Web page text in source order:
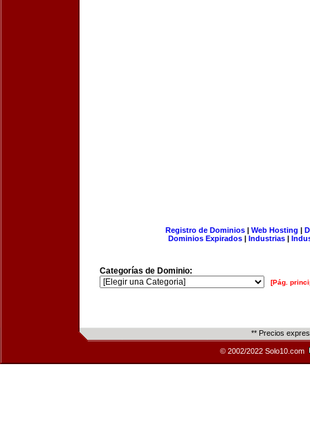
Registro de Dominios| Web Hosting |
Dominios Expirados | Industrias |
Categorías de Dominio:
[Pág.
** Precios
© 2002/2022 Solo10.com